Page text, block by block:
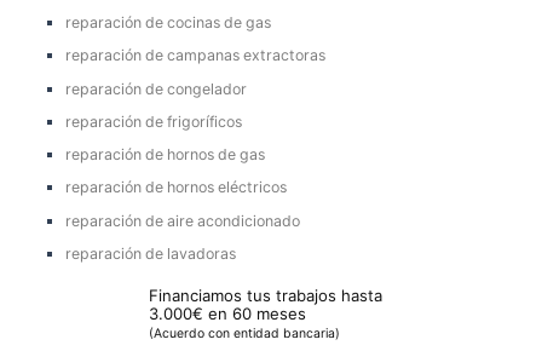
reparación de cocinas de gas
reparación de campanas extractoras
reparación de congelador
reparación de frigoríficos
reparación de hornos de gas
reparación de hornos eléctricos
reparación de aire acondicionado
reparación de lavadoras
Financiamos tus trabajos hasta
3.000€ en 60 meses
(Acuerdo con entidad bancaria)